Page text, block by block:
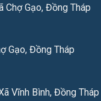
Chợ Gạo, Đồng Tháp
Gạo, Đồng Tháp
Vĩnh Bình, Đồng Tháp